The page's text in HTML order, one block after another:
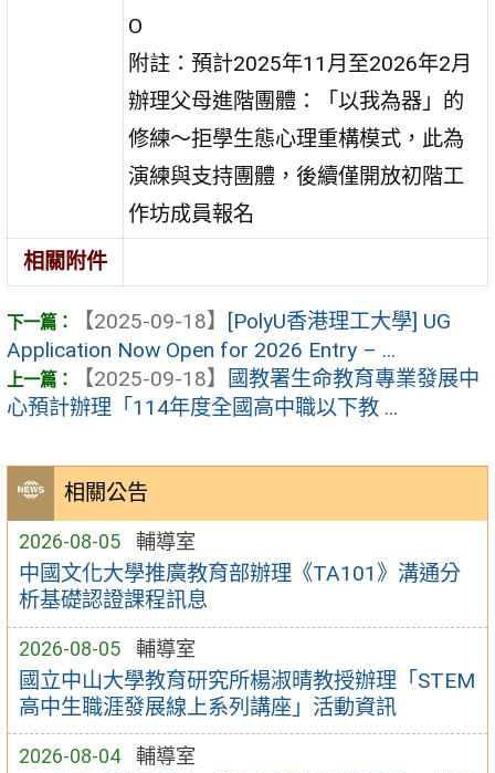
相關公告
2026-08-05 輔導室
中國文化大學推廣教育部辦理《TA101》溝通分
析基礎認證課程訊息
2026-08-05 輔導室
國立中山大學教育研究所楊淑晴教授辦理「STEM
高中生職涯發展線上系列講座」活動資訊
2026-08-04 輔導室
O
附註：預計2025年11月至2026年2月
辦理父母進階團體：「以我為器」的
修練～拒學生態心理重構模式，此為
演練與支持團體，後續僅開放初階工
作坊成員報名
相關附件
【2025-09-18】 [PolyU香港理工大學] UG
Application Now Open for 2026 Entry – ...
【2025-09-18】
國教署生命教育專業發展中
心預計辦理「114年度全國高中職以下教 ...